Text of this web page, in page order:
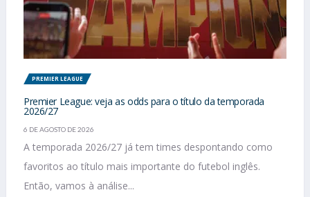
PREMIER LEAGUE
Premier League: veja as odds para o título da temporada
2026/27
6 DE AGOSTO DE 2026
A temporada 2026/27 já tem times despontando como
favoritos ao título mais importante do futebol inglês.
Então, vamos à análise...